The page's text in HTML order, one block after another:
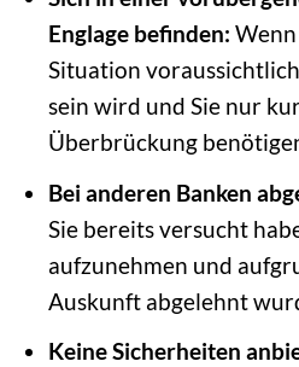
Englage befinden:
Situation
sein wird und Sie nur
Überbrückung
Bei anderen Banken
Sie bereits versucht
aufzunehmen und
Auskunft abgelehnt
Keine Sicherheiten